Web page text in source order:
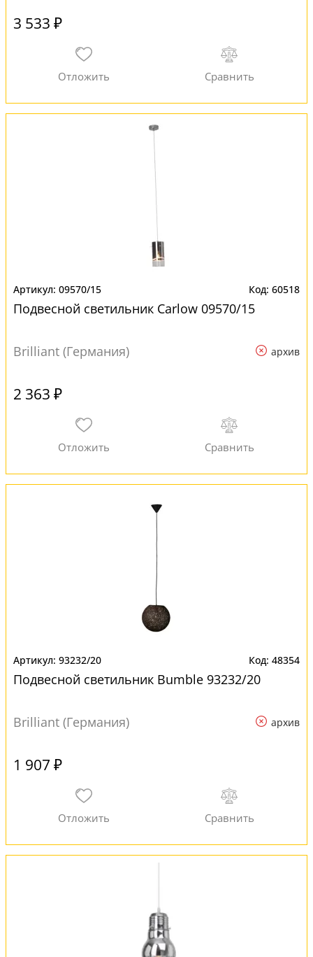
3 533 ₽
09570/15 60518
Подвесной светильник Carlow 09570/15
Brilliant (Германия) архив
2 363 ₽
93232/20 48354
Подвесной светильник Bumble 93232/20
Brilliant (Германия) архив
1 907 ₽